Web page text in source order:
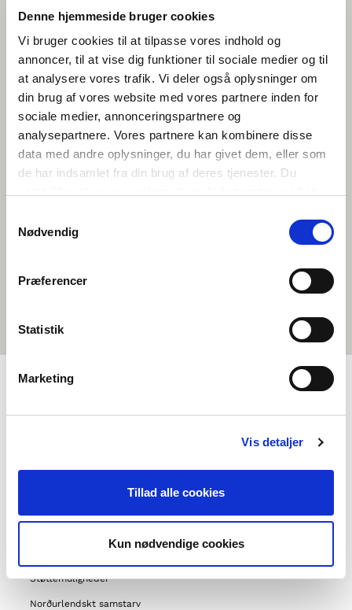
Denne hjemmeside bruger cookies
Vi bruger cookies til at tilpasse vores indhold og
annoncer, til at vise dig funktioner til sociale medier og til
at analysere vores trafik. Vi deler også oplysninger om
din brug af vores website med vores partnere inden for
sociale medier, annonceringspartnere og
analysepartnere. Vores partnere kan kombinere disse
data med andre oplysninger, du har givet dem, eller som
de har indsamlet fra din brug af deres tjenester. Du
Nødvendig
Præferencer
Statistik
Marketing
Vis detaljer
Tillad alle cookies
Kun nødvendige cookies
UM NORDEN I SKOLEN
Støttemuligheder
Norðurlendskt samstarv
vores: Giv ungdomsuddannelserne et nordisk
perspektiv!
(2026) red. Mischa Sloth Carlsen,
Nicolai Rekve Eriksen, Bergur Rønne Moberg,
Guro Skårdal Nygård og Ane Qvortrup
Utforsk de over100 nye
undervisningsmaterialene
Les mer om
NordUng-prosjektet
ved
Københavns Universitet
NordUng er finansiert av A.P. Møller og Hustru Chastine Mc-Kinney